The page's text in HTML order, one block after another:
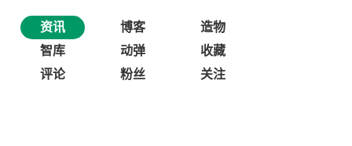
资讯 博客
造物
智库
动弹
收藏
评论
粉丝 关注